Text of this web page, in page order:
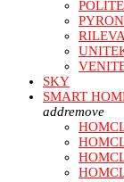
SKY
SMART
addremove